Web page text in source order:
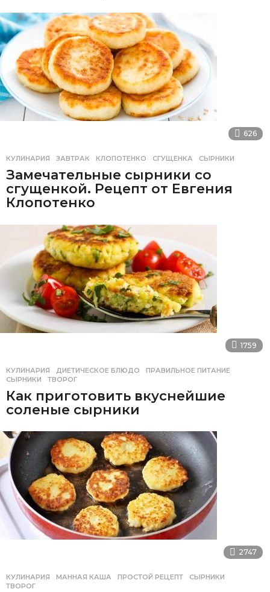
626
КУЛИНАРИЯ ЗАВТРАК ,КЛОПОТЕНКО ,СГУЩЕНКА ,СЫРНИКИ
Замечательные сырники со
сгущенкой. Рецепт от Евгения
Клопотенко
1759
КУЛИНАРИЯ ДИЕТИЧЕСКОЕ БЛЮДО ,ПРАВИЛЬНОЕ ПИТАНИЕ
СЫРНИКИ
,ТВОРОГ
Как приготовить вкуснейшие
соленые сырники
2747
КУЛИНАРИЯ МАННАЯ КАША ,ПРОСТОЙ РЕЦЕПТ ,СЫРНИКИ
ТВОРОГ